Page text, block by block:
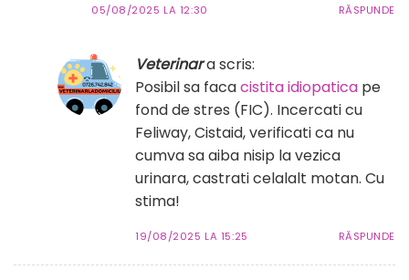
05/08/2025 LA 12:30 RĂSPUNDE
Veterinara scris:
Posibil sa facacistita idiopatica pe
fond de stres (FIC). Incercati cu
Feliway, Cistaid, verificati ca nu
cumva sa aiba nisip la vezica
urinara, castrati celalalt motan. Cu
stima!
19/08/2025 LA 15:25 RĂSPUNDE